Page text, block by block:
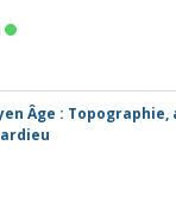
Âge :